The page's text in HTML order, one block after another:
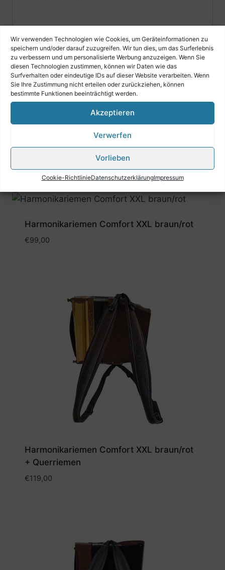
Wir verwenden Technologien wie Cookies, um Geräteinformationen zu
speichern und/oder darauf zuzugreifen. Wir tun dies, um das Surferlebnis
zu verbessern und um personalisierte Werbung anzuzeigen. Wenn Sie
diesen Technologien zustimmen, können wir Daten wie das
Surfverhalten oder eindeutige IDs auf dieser Website verarbeiten. Wenn
Sie Ihre Zustimmung nicht erteilen oder zurückziehen, können
bestimmte Funktionen beeinträchtigt werden.
Akzeptieren
Verwerfen
Vorlieben
Cookie-RichtlinieDatenschutzerklärungImpressum
Ähnliche Produkte
Harmonikariemen Comfort XXL besch
Harmonikariemen Comfort XXL braun/rot
€99,00
Harmonikariemen Comfort XXL braun/rot
+ Querriemen
€119,00